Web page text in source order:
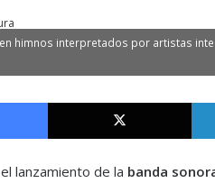
himnos interpretados por artistas
Facebook X
lanzamiento de la banda